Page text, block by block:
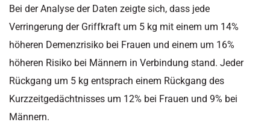
Bei der Analyse der Daten zeigte sich, dass jede
Verringerung der Griffkraft um 5 kg mit einem um 14%
höheren Demenzrisiko bei Frauen und einem um 16%
höheren Risiko bei Männern in Verbindung stand. Jeder
Rückgang um 5 kg entsprach einem Rückgang des
Kurzzeitgedächtnisses um 12% bei Frauen und 9% bei
Männern.